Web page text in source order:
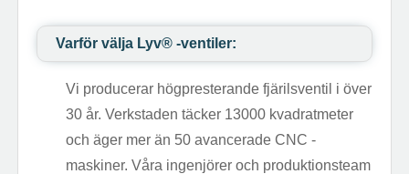
Varför välja Lyv®️ -ventiler:
Vi producerar högpresterande fjärilsventil i över
30 år. Verkstaden täcker 13000 kvadratmeter
och äger mer än 50 avancerade CNC -
maskiner. Våra ingenjörer och produktionsteam